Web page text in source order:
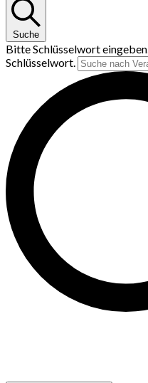
Suche
Bitte Schlüsselwort
Schlüsselwort.